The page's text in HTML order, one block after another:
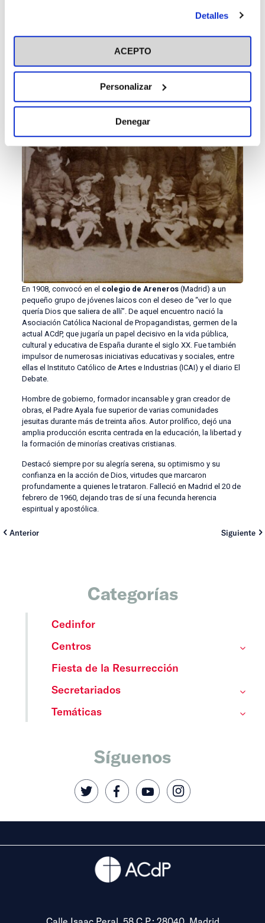
en el botón "Personalizar". Para más información puedes
visitar nuestra Política de Cookies
Detalles
ACEPTO
Personalizar
Denegar
En 1908, convocó en el colegio de Areneros(Madrid) a un
pequeño grupo de jóvenes laicos con el deseo de “ver lo que
quería Dios que saliera de allí”. De aquel encuentro nació la
Asociación Católica Nacional de Propagandistas, germen de la
actual ACdP, que jugaría un papel decisivo en la vida pública,
cultural y educativa de España durante el siglo XX. Fue también
impulsor de numerosas iniciativas educativas y sociales, entre
ellas el Instituto Católico de Artes e Industrias (ICAI) y el diario El
Debate.
Hombre de gobierno, formador incansable y gran creador de
obras, el Padre Ayala fue superior de varias comunidades
jesuitas durante más de treinta años. Autor prolífico, dejó una
amplia producción escrita centrada en la educación, la libertad y
la formación de minorías creativas cristianas.
Destacó siempre por su alegría serena, su optimismo y su
confianza en la acción de Dios, virtudes que marcaron
profundamente a quienes le trataron. Falleció en Madrid el 20 de
febrero de 1960, dejando tras de sí una fecunda herencia
espiritual y apostólica.
Anterior Siguiente
Categorías
Cedinfor
Centros
Fiesta de la Resurrección
Secretariados
Temáticas
Síguenos